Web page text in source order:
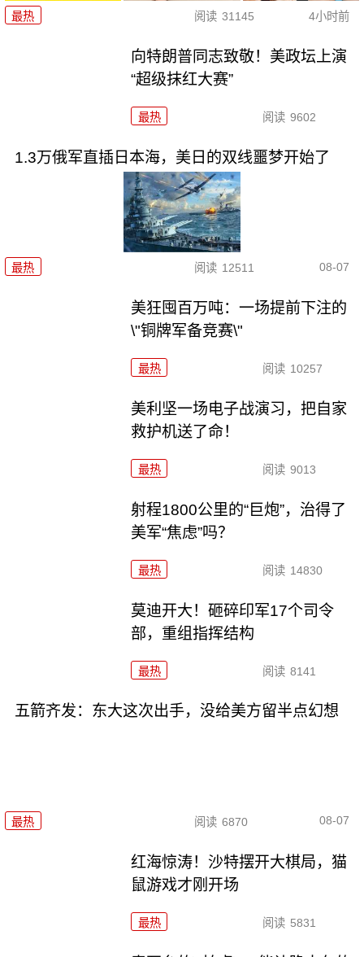
最热 阅读 31145 4小时前
向特朗普同志致敬！美政坛上演
“超级抹红大赛”
最热 阅读 9602
1.3万俄军直插日本海，美日的双线噩梦开始了
最热 阅读 12511 08-07
美狂囤百万吨：一场提前下注的
\"铜牌军备竞赛\"
最热 阅读 10257
美利坚一场电子战演习，把自家
救护机送了命！
最热 阅读 9013
射程1800公里的“巨炮”，治得了
美军“焦虑”吗？
最热 阅读 14830
莫迪开大！砸碎印军17个司令
部，重组指挥结构
最热 阅读 8141
五箭齐发：东大这次出手，没给美方留半点幻想
最热 阅读 6870 08-07
红海惊涛！沙特摆开大棋局，猫
鼠游戏才刚开场
最热 阅读 5831